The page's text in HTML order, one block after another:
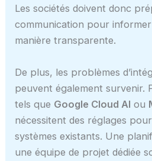
Les sociétés doivent donc
communication pour
manière transparente.
De plus, les problèmes
peuvent également survenir.
tels que Google Cloud AI ou
nécessitent des réglages
systèmes existants. Une
une équipe de projet dédiée